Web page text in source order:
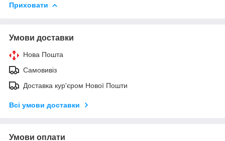
Приховати
Умови доставки
Нова Пошта
Самовивіз
Доставка кур'єром Нової Пошти
Всі умови доставки
Умови оплати